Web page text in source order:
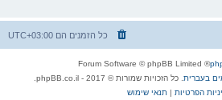
כל הזמנים הם UTC+03:00
® Forum Software © phpBB Limited
. כל הזכויות שמורות © 2017 - phpBB.co.il.
הפרטיות | תנאי שימוש